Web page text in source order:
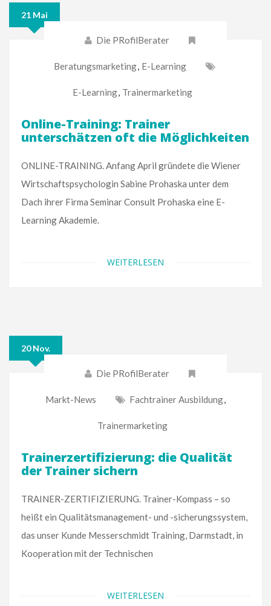
21 Mai
Die PRofilBerater
Beratungsmarketing, E-Learning
E-Learning, Trainermarketing
Online-Training: Trainer
unterschätzen oft die Möglichkeiten
ONLINE-TRAINING. Anfang April gründete die Wiener
Wirtschaftspsychologin Sabine Prohaska unter dem
Dach ihrer Firma Seminar Consult Prohaska eine E-
Learning Akademie.
WEITERLESEN
20 Nov.
Die PRofilBerater
Markt-News Fachtrainer Ausbildung,
Trainermarketing
Trainerzertifizierung: die Qualität
der Trainer sichern
TRAINER-ZERTIFIZIERUNG. Trainer-Kompass – so
heißt ein Qualitätsmanagement- und -sicherungssystem,
das unser Kunde Messerschmidt Training, Darmstadt, in
Kooperation mit der Technischen
WEITERLESEN